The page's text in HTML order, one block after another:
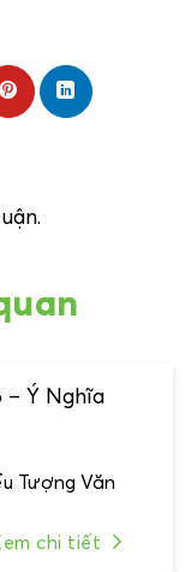
– Ý Nghĩa
Tượng Văn
chi tiết